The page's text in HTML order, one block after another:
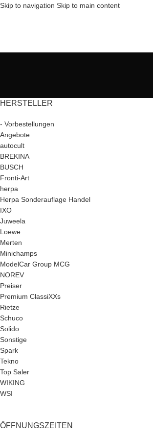
Skip to navigation Skip to main content
HERSTELLER
- Vorbestellungen
Angebote
autocult
BREKINA
BUSCH
Fronti-Art
herpa
Herpa Sonderauflage Handel
IXO
Juweela
Loewe
Merten
Minichamps
ModelCar Group MCG
NOREV
Preiser
Premium ClassiXXs
Rietze
Schuco
Solido
Sonstige
Spark
Tekno
Top Saler
WIKING
WSI
ÖFFNUNGSZEITEN